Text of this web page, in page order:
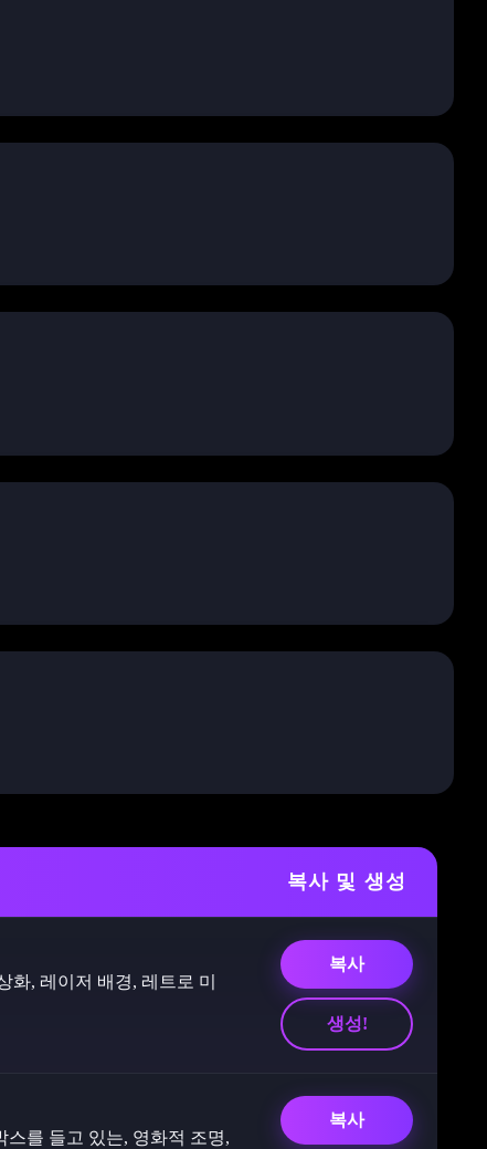
복사 및 생성
, 레이저 배경, 레트로 미
복사
생성!
를 들고 있는, 영화적 조명,
복사